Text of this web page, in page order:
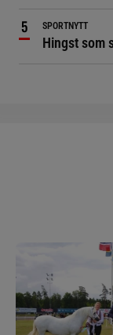
SPORTNYTT
Hingst som